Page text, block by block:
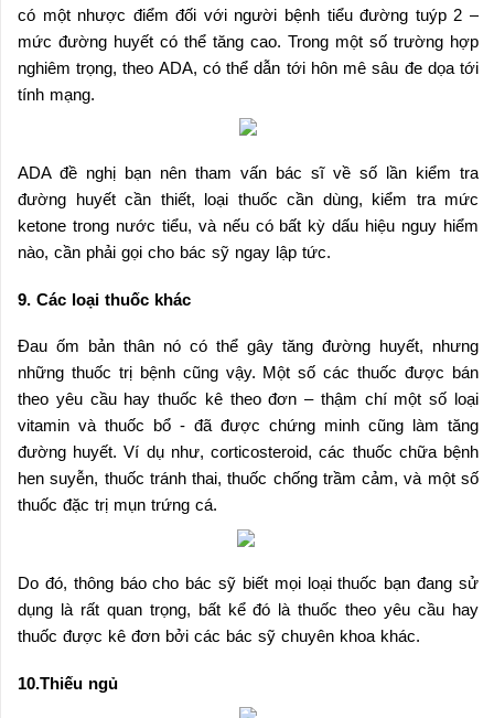
có một nhược điểm đối với người bệnh tiểu đường tuýp 2 –
mức đường huyết có thể tăng cao. Trong một số trường hợp
nghiêm trọng, theo ADA, có thể dẫn tới hôn mê sâu đe dọa tới
tính mạng.
ADA đề nghị bạn nên tham vấn bác sĩ về số lần kiểm tra
đường huyết cần thiết, loại thuốc cần dùng, kiểm tra mức
ketone trong nước tiểu, và nếu có bất kỳ dấu hiệu nguy hiểm
nào, cần phải gọi cho bác sỹ ngay lập tức.
9. Các loại thuốc khác
Đau ốm bản thân nó có thể gây tăng đường huyết, nhưng
những thuốc trị bệnh cũng vậy. Một số các thuốc được bán
theo yêu cầu hay thuốc kê theo đơn – thậm chí một số loại
vitamin và thuốc bổ - đã được chứng minh cũng làm tăng
đường huyết. Ví dụ như, corticosteroid, các thuốc chữa bệnh
hen suyễn, thuốc tránh thai, thuốc chống trầm cảm, và một số
thuốc đặc trị mụn trứng cá.
Do đó, thông báo cho bác sỹ biết mọi loại thuốc bạn đang sử
dụng là rất quan trọng, bất kể đó là thuốc theo yêu cầu hay
thuốc được kê đơn bởi các bác sỹ chuyên khoa khác.
10.Thiếu ngủ